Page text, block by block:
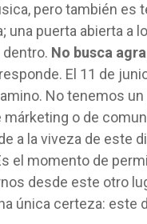
pero también es
una puerta abierta a
No busca
El 11 de
No tenemos
márketing o de
a la viveza de este
el momento de
desde este otro
única certeza: este